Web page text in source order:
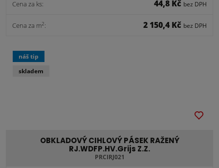
Cena za ks: 44,8 Kč bez DPH
Cena za m2: 2 150,4 Kč bez DPH
OBKLADOVÝ CIHLOVÝ PÁSEK RAŽENÝ
RJ.WDFP.HV.Grijs Z.Z.
PRCIRJ021
náš tip
skladem